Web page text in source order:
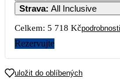
5 6
12
19 20
Strava: All Inclusive
Celkem: 5 718 Kčpodrobnosti
Rezervujte
uložit do oblíbených